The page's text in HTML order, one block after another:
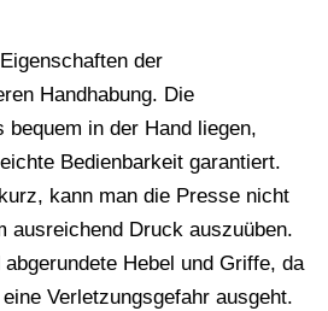
der
Handhabung. Die
bequem in der Hand liegen,
Bedienbarkeit garantiert.
kann man die Presse nicht
ausreichend Druck auszuüben.
Hebel und Griffe, da
Verletzungsgefahr ausgeht.